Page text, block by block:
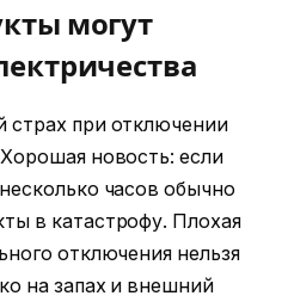
могут
при отключении
новость: если
часов обычно
в катастрофу. Плохая
отключения нельзя
на запах и внешний